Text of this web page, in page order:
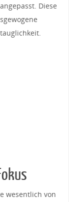
Diese
wesentlich von